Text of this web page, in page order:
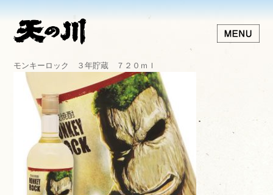
モンキーロック ３年貯蔵 ７２０ｍｌ